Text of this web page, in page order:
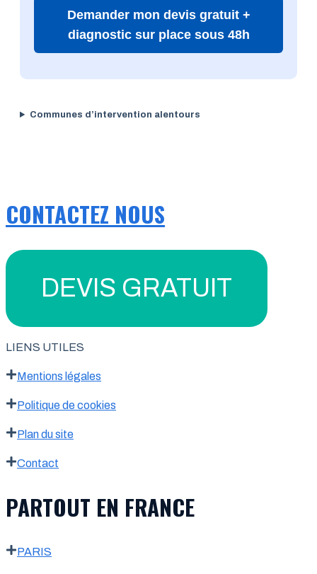
Demander mon devis gratuit +
diagnostic sur place sous 48h
Communes d’intervention alentours
CONTACTEZ NOUS
DEVIS GRATUIT
LIENS UTILES
Mentions légales
Politique de cookies
Plan du site
Contact
PARTOUT EN FRANCE
PARIS